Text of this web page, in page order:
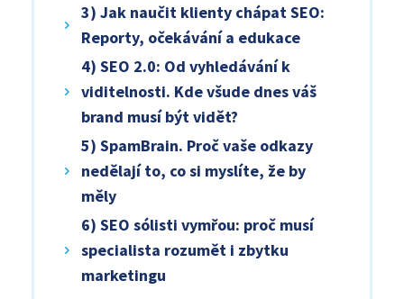
3) Jak naučit klienty chápat SEO:
Reporty, očekávání a edukace
4) SEO 2.0: Od vyhledávání k
viditelnosti. Kde všude dnes váš
brand musí být vidět?
5) SpamBrain. Proč vaše odkazy
nedělají to, co si myslíte, že by
měly
6) SEO sólisti vymřou: proč musí
specialista rozumět i zbytku
marketingu